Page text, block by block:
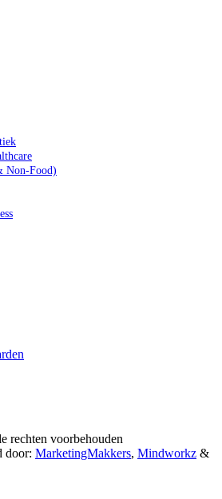
Non-Food)
rechten voorbehouden
door: MarketingMakkers, Mindworkz &